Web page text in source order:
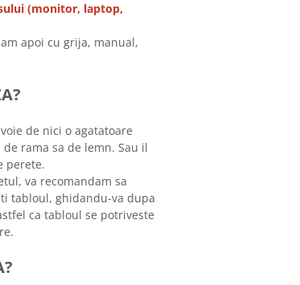
(monitor, laptop,
apoi cu grija, manual,
de nici o agatatoare
rama sa de lemn. Sau il
perete.
va recomandam sa
tabloul, ghidandu-va dupa
ca tabloul se potriveste